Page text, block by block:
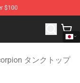
$100
Store
タンクトップ